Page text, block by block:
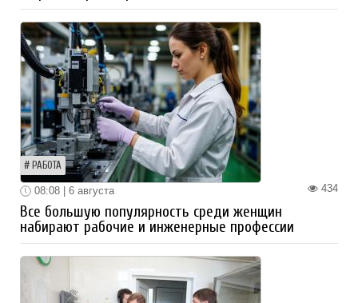
РАБОТА
434
08:08 | 6 августа
Все большую популярность среди женщин
набирают рабочие и инженерные профессии